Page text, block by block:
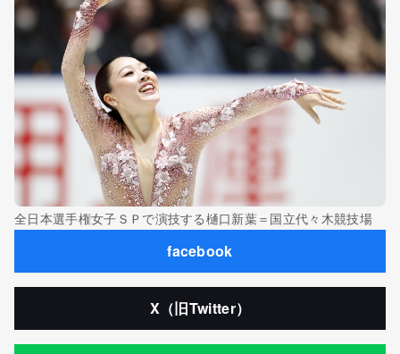
全日本選手権女子ＳＰで演技する樋口新葉＝国立代々木競技場
facebook
X（旧Twitter）